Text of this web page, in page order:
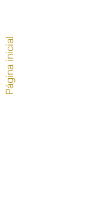
Página inicial